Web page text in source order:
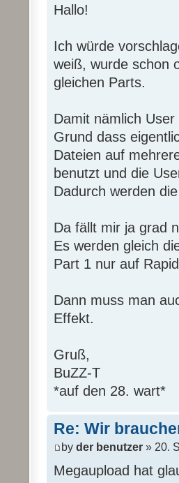
Hallo!
Ich würde
weiß, wurde schon
gleichen Parts.
Damit nämlich
Grund dass
Dateien auf
benutzt und die
Dadurch werden
Da fällt mir ja grad
Es werden gleich
Part 1 nur auf
Dann muss man
Effekt.
Gruß,
BuZZ-T
*auf den 28. wart*
Re: Wir
by der benutzer » 20.
Megaupload hat